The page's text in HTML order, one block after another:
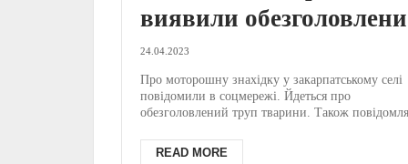
виявили
труп, – соцмережі
18+)
24.04.2023
Про моторошну знахідку у закарпатському селі
повідомили в соцмережі. Йдеться про
обезголовлений труп тварини. Також
READ MORE